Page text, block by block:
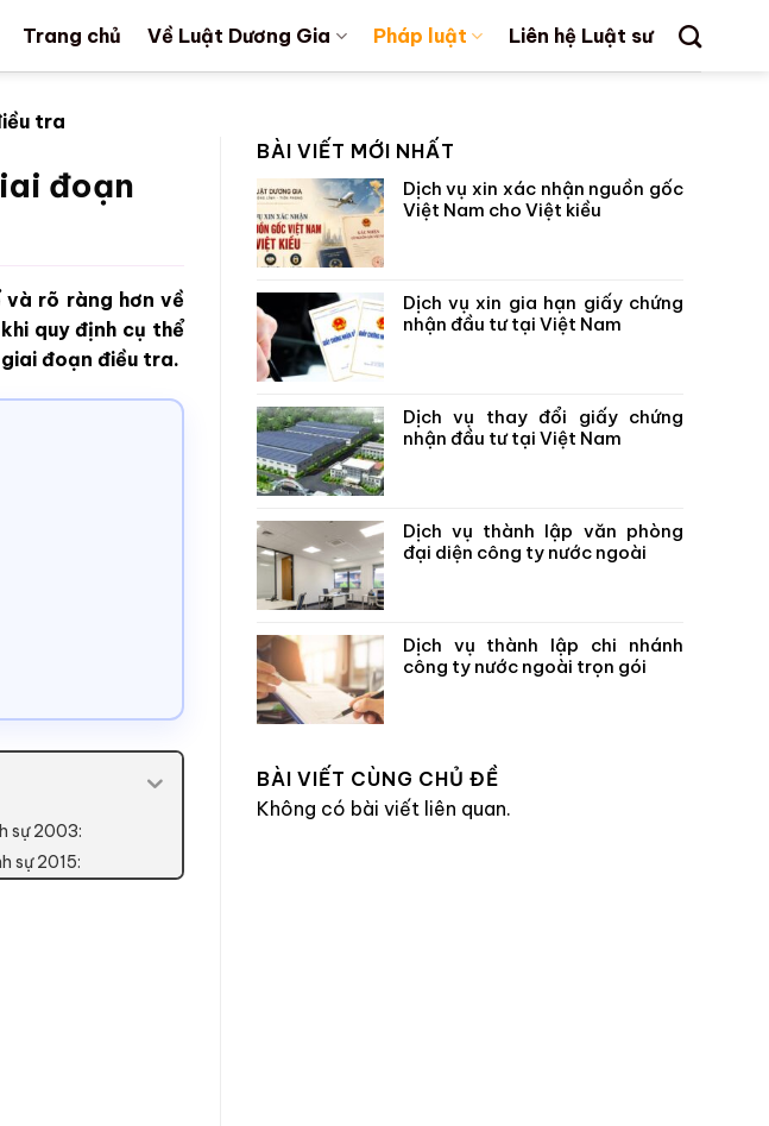
Trang chủ Về Luật Dương Gia Pháp luật Liên hệ Luật sư
tra
đoạn
rõ ràng hơn về
quy định cụ thể
đoạn điều tra.
sự 2003:
sự 2015:
BÀI VIẾT MỚI NHẤT
Dịch vụ xin xác nhận nguồn gốc
Việt Nam cho Việt kiều
Dịch vụ xin gia hạn giấy chứng
nhận đầu tư tại Việt Nam
Dịch vụ thay đổi giấy chứng
nhận đầu tư tại Việt Nam
Dịch vụ thành lập văn phòng
đại diện công ty nước ngoài
Dịch vụ thành lập chi nhánh
công ty nước ngoài trọn gói
BÀI VIẾT CÙNG CHỦ ĐỀ
Không có bài viết liên quan.